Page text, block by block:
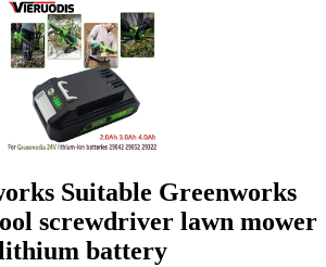
Suitable Greenworks
screwdriver lawn mower
battery